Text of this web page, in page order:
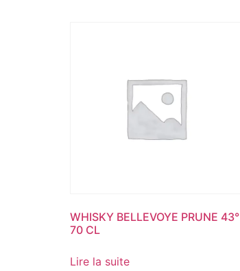
WHISKY BELLEVOYE PRUNE 43°
70 CL
Lire la suite